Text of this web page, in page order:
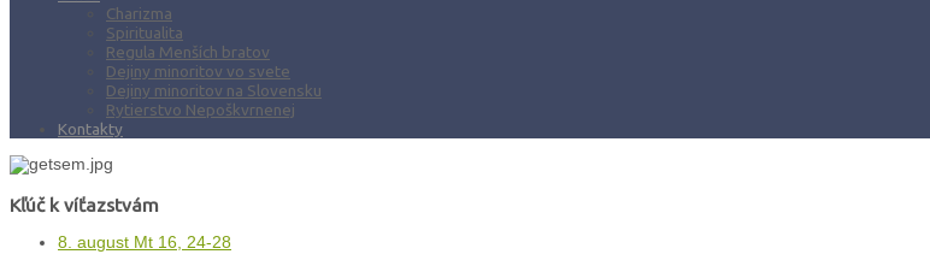
Charizma
Spiritualita
Regula Menších bratov
Dejiny minoritov vo svete
Dejiny minoritov na Slovensku
Rytierstvo Nepoškvrnenej
Kontakty
Kľúč k víťazstvám
8. august Mt 16, 24-28